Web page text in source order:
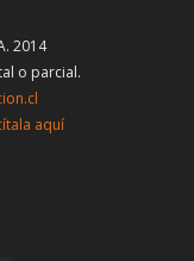
2014
o parcial.
aquí